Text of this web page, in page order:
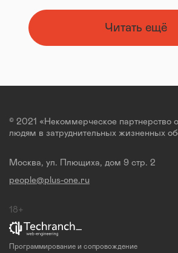
Читать ещё
© 2021 «Некоммерческое партнерство
людям в затруднительных жизненных
Москва, ул. Плющиха, дом 9 стр. 2
people@plus-one.ru
18+
Программирование и сопровождение